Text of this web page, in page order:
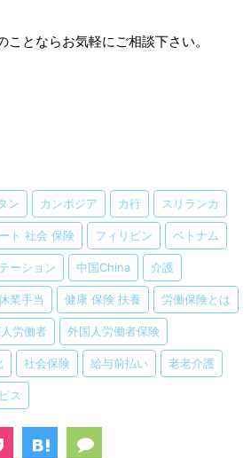
とならお気軽にご相談下さい。
ン カンボジア カ行 スリランカ
ト 社会 保険 フィリピン ベトナム
ーション 中国China 介護
業手当 健康 保険 扶養 労働保険とは
労働者 外国人労働者保険
社会保険 給与前払い 老老介護
ス